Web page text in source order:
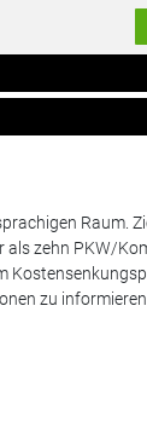
Raum.
zehn PKW/
zu informieren.